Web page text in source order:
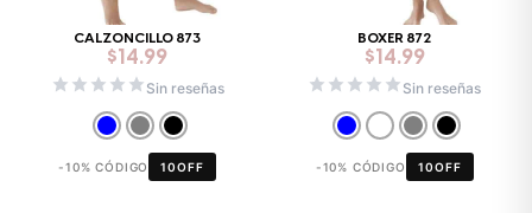
CALZONCILLO 873
$14.99
Sin reseñas
-10% CÓDIGO 10OFF
BOXER 872
$14.99
Sin reseñas
-10% CÓDIGO 10OFF